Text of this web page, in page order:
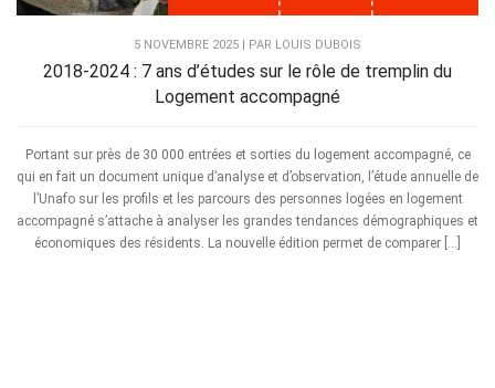
5 NOVEMBRE 2025 | PAR LOUIS DUBOIS
2018-2024 : 7 ans d’études sur le rôle de tremplin du
Logement accompagné
Portant sur près de 30 000 entrées et sorties du logement accompagné, ce
qui en fait un document unique d’analyse et d’observation, l’étude annuelle de
l’Unafo sur les profils et les parcours des personnes logées en logement
accompagné s’attache à analyser les grandes tendances démographiques et
économiques des résidents. La nouvelle édition permet de comparer […]